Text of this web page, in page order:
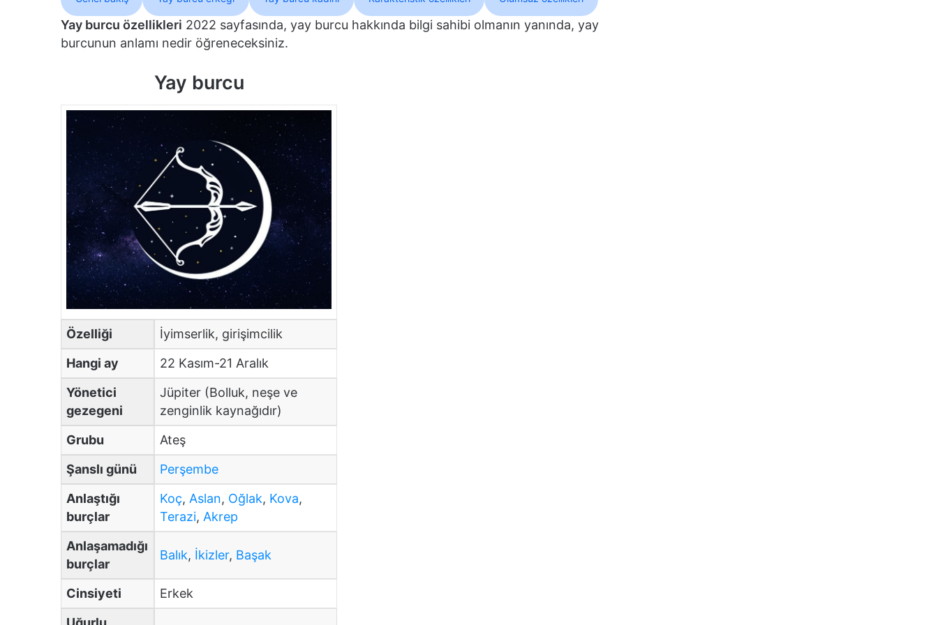
Yay burcu özellikleri 2022 sayfasında, yay burcu hakkında bilgi sahibi olmanın yanında, yay
burcunun anlamı nedir öğreneceksiniz.
Yay burcu
Özelliği
İyimserlik, girişimcilik
Hangi ay
22 Kasım-21 Aralık
Yönetici
gezegeni
Jüpiter (Bolluk, neşe ve
zenginlik kaynağıdır)
Grubu
Ateş
Şanslı günü
Perşembe
Anlaştığı
burçlar
Koç, Aslan, Oğlak, Kova,
Terazi, Akrep
Anlaşamadığı
burçlar
Balık, İkizler, Başak
Cinsiyeti
Erkek